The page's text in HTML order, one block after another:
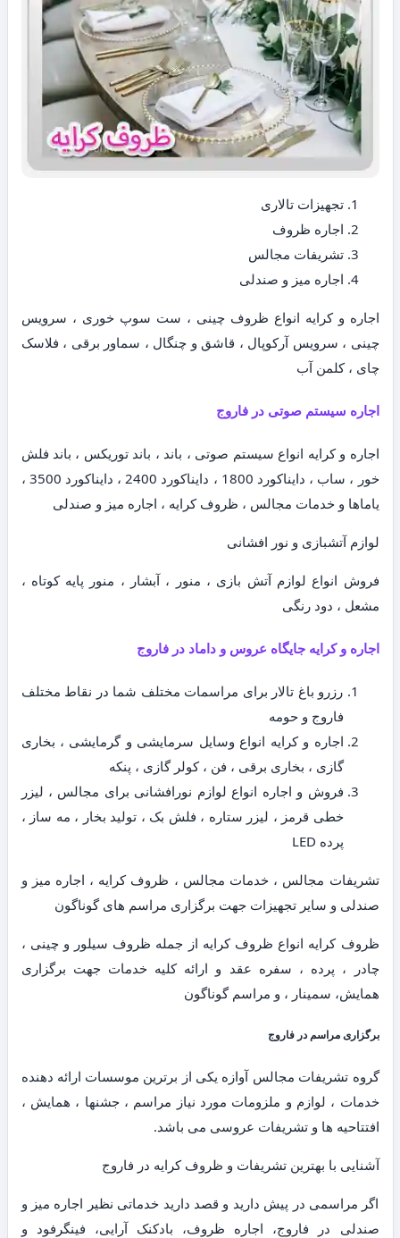
تجهیزات تالاری
اجاره ظروف
تشریفات مجالس
اجاره میز و صندلی
اجاره و کرایه انواع ظروف چینی ، ست سوپ خوری ، سرویس
چینی ، سرویس آرکوپال ، قاشق و چنگال ، سماور برقی ، فلاسک
چای ، کلمن آب
اجاره سیستم صوتی در فاروج
اجاره و کرایه انواع سیستم صوتی ، باند ، باند توریکس ، باند فلش
خور ، ساب ، دایناکورد 1800 ، دایناکورد 2400 ، دایناکورد 3500 ،
یاماها و خدمات مجالس ، ظروف کرایه ، اجاره میز و صندلی
لوازم آتشبازی و نور افشانی
فروش انواع لوازم آتش بازی ، منور ، آبشار ، منور پایه کوتاه ،
مشعل ، دود رنگی
اجاره و کرایه جایگاه عروس و داماد در فاروج
رزرو باغ تالار برای مراسمات مختلف شما در نقاط مختلف
فاروج و حومه
اجاره و کرایه انواع وسایل سرمایشی و گرمایشی ، بخاری
گازی ، بخاری برقی ، فن ، کولر گازی ، پنکه
فروش و اجاره انواع لوازم نورافشانی برای مجالس ، لیزر
خطی قرمز ، لیزر ستاره ، فلش بک ، تولید بخار ، مه ساز ،
پرده LED
تشریفات مجالس ، خدمات مجالس ، ظروف کرایه ، اجاره میز و
صندلی و سایر تجهیزات جهت برگزاری مراسم های گوناگون
ظروف کرایه انواع ظروف کرایه از جمله ظروف سیلور و چینی ،
چادر ، پرده ، سفره عقد و ارائه کلیه خدمات جهت برگزاری
همایش، سمینار ، و مراسم گوناگون
برگزاری مراسم در فاروج
گروه تشریفات مجالس آوازه یکی از برترین موسسات ارائه دهنده
خدمات ، لوازم و ملزومات مورد نیاز مراسم ، جشنها ، همایش ،
افتتاحیه ها و تشریفات عروسی می باشد.
آشنایی با بهترین تشریفات و ظروف کرایه در فاروج
اگر مراسمی در پیش دارید و قصد دارید خدماتی نظیر اجاره میز و
صندلی در فاروج، اجاره ظروف، بادکنک آرایی، فینگرفود و